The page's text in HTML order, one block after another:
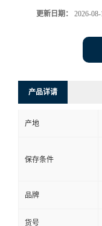
更新日期： 2026-08-
产品详请
产地
保存条件
品牌
货号